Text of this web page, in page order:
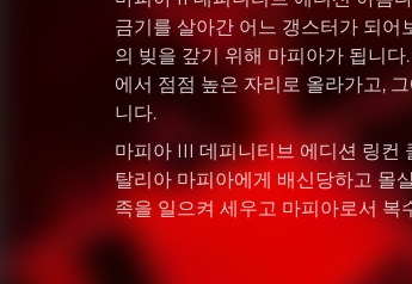
금기를 살아간 어느 갱스터가 되어
의 빚을 갚기 위해 마피아가 됩니
에서 점점 높은 자리로 올라가고,
니다.
마피아 III 데피니티브 에디션 링컨
탈리아 마피아에게 배신당하고 몰
족을 일으켜 세우고 마피아로서 복